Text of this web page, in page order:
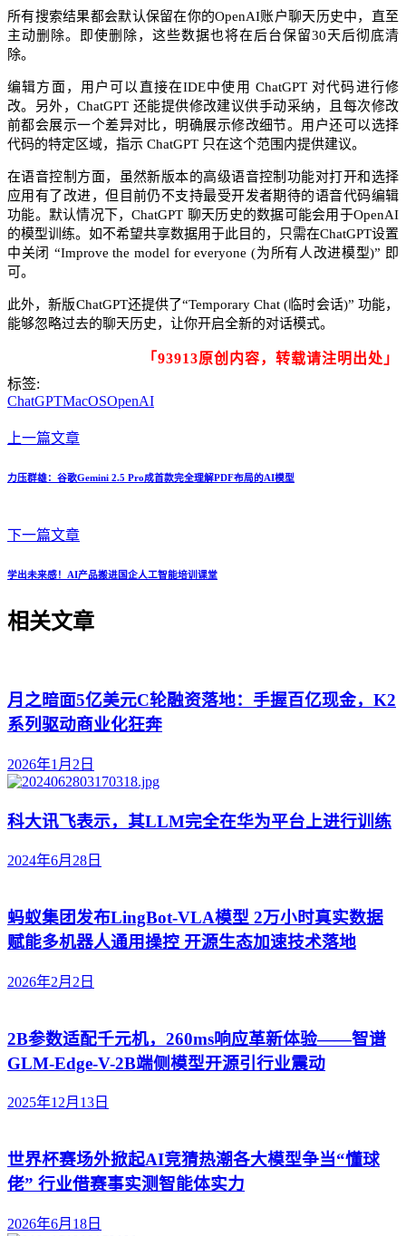
所有搜索结果都会默认保留在你的OpenAI账户聊天历史中，直至
主动删除。即使删除，这些数据也将在后台保留30天后彻底清
除。​
编辑方面，用户可以直接在IDE中使用 ChatGPT 对代码进行修
改。另外，ChatGPT 还能提供修改建议供手动采纳，且每次修改
前都会展示一个差异对比，明确展示修改细节。用户还可以选择
代码的特定区域，指示 ChatGPT 只在这个范围内提供建议。​
在语音控制方面，虽然新版本的高级语音控制功能对打开和选择
应用有了改进，但目前仍不支持最受开发者期待的语音代码编辑
功能。默认情况下，ChatGPT 聊天历史的数据可能会用于OpenAI
的模型训练。如不希望共享数据用于此目的，只需在ChatGPT设置
中关闭 “Improve the model for everyone (为所有人改进模型)” 即
可。​
此外，新版ChatGPT还提供了“Temporary Chat (临时会话)” 功能，
能够忽略过去的聊天历史，让你开启全新的对话模式。
「93913原创内容，转载请注明出处」
标签:
ChatGPTMacOSOpenAI
上一篇文章
力压群雄：谷歌Gemini 2.5 Pro成首款完全理解PDF布局的AI模型
下一篇文章
学出未来感！AI产品搬进国企人工智能培训课堂
相关文章
月之暗面5亿美元C轮融资落地：手握百亿现金，K2
系列驱动商业化狂奔
2026年1月2日
科大讯飞表示，其LLM完全在华为平台上进行训练
2024年6月28日
蚂蚁集团发布LingBot-VLA模型 2万小时真实数据
赋能多机器人通用操控 开源生态加速技术落地
2026年2月2日
2B参数适配千元机，260ms响应革新体验——智谱
GLM-Edge-V-2B端侧模型开源引行业震动
2025年12月13日
世界杯赛场外掀起AI竞猜热潮各大模型争当“懂球
佬” 行业借赛事实测智能体实力
2026年6月18日